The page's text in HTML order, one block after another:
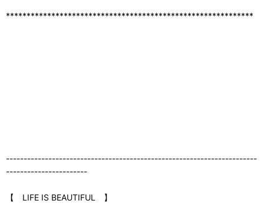
************************************************************
-----------------------------------------------------------------------
-----------------------
【 LIFE IS BEAUTIFUL 】